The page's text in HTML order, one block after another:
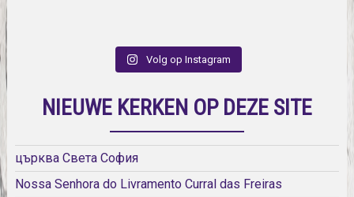
Volg op Instagram
NIEUWE KERKEN OP DEZE SITE
църква Света София
Nossa Senhora do Livramento Curral das Freiras